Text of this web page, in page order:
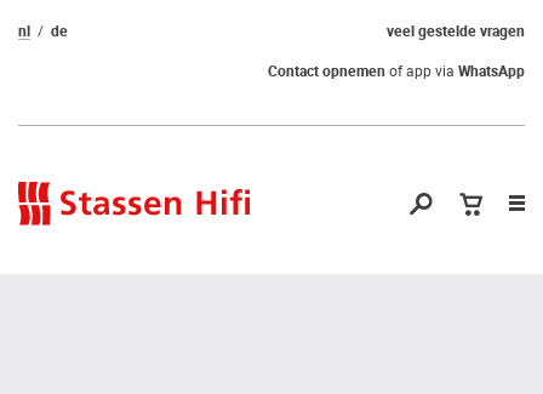
veel gestelde vragen
nl
de
Contact opnemenof app via WhatsApp